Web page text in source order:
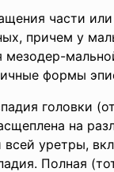
части
причем у
мезодер-
формы
головки
на
уретры,
Полная